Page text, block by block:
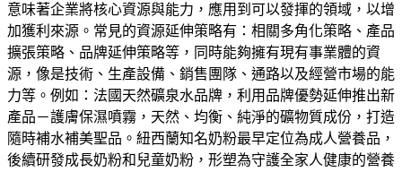
意味著企業將核心資源與能力，應用到可以發揮的領域，以增
加獲利來源。常見的資源延伸策略有：相關多角化策略、產品
擴張策略、品牌延伸策略等，同時能夠擁有現有事業體的資
源，像是技術、生產設備、銷售團隊、通路以及經營市場的能
力等。例如：法國天然礦泉水品牌，利用品牌優勢延伸推出新
產品－護膚保濕噴霧，天然、均衡、純淨的礦物質成份，打造
隨時補水補美聖品。紐西蘭知名奶粉最早定位為成人營養品，
後續研發成長奶粉和兒童奶粉，形塑為守護全家人健康的營養